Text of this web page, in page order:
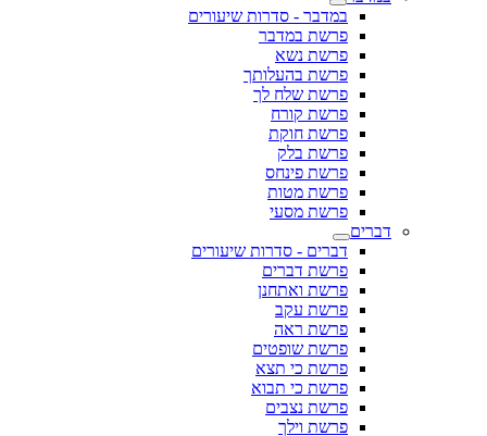
במדבר - סדרות שיעורים
פרשת במדבר
פרשת נשא
פרשת בהעלותך
פרשת שלח לך
פרשת קורח
פרשת חוקת
פרשת בלק
פרשת פינחס
פרשת מטות
פרשת מסעי
דברים
דברים - סדרות שיעורים
פרשת דברים
פרשת ואתחנן
פרשת עקב
פרשת ראה
פרשת שופטים
פרשת כי תצא
פרשת כי תבוא
פרשת נצבים
פרשת וילך